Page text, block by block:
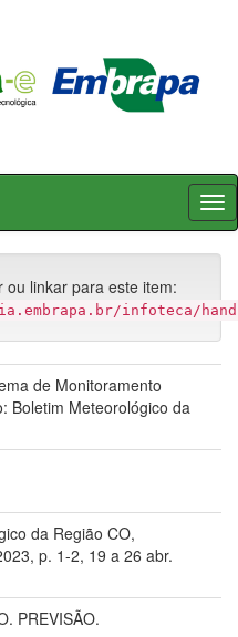
ou linkar para este item:
infoteca/
de Monitoramento
Boletim Meteorológico da
da Região CO,
p. 1-2, 19 a 26 abr.
PREVISÃO.